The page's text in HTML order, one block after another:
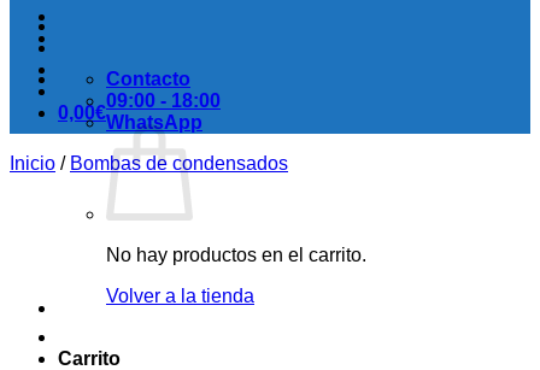
0,00€
No hay productos en el carrito.
Volver a la tienda
Carrito
Contacto
09:00 - 18:00
WhatsApp
Inicio / Bombas de condensados